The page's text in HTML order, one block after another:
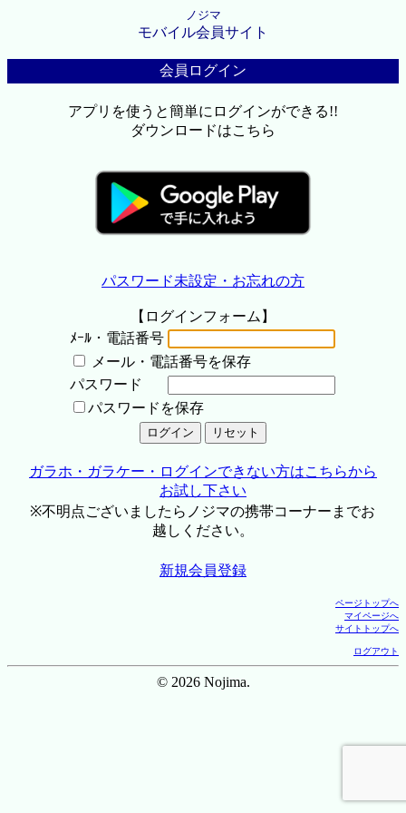
ノジマ
モバイル会員サイト
会員ログイン
アプリを使うと簡単にログインができる!!
ダウンロードはこちら
パスワード未設定・お忘れの方
【ログインフォーム】
ﾒｰﾙ・電話番号
メール・電話番号を保存
パスワード
パスワードを保存
ガラホ・ガラケー・ログインできない方はこちらから
お試し下さい
※不明点ございましたらノジマの携帯コーナーまでお
越しください。
新規会員登録
ページトップへ
マイページへ
サイトトップへ
ログアウト
© 2026 Nojima.